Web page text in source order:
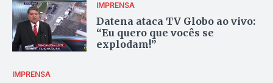
IMPRENSA
Datena ataca TV Globo ao vivo:
“Eu quero que vocês se
explodam!”
IMPRENSA